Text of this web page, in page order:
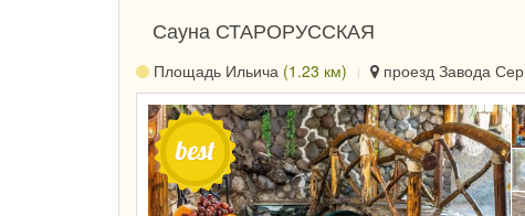
Сауна СТАРОРУССКАЯ
Площадь Ильича (1.23 км) проезд Завода